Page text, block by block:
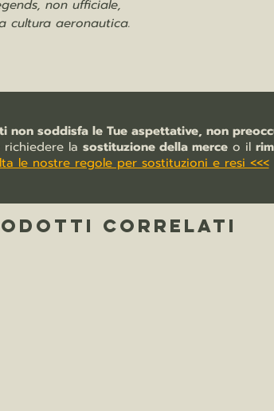
non ufficiale,
cultura aeronautica.
non soddisfa le Tue aspettative, non
la sostituzione della merce o il
le nostre regole per sostituzioni e resi <<<
CORRELATI